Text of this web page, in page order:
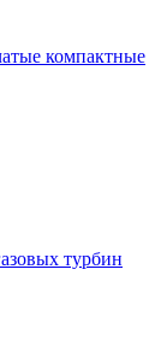
компактные
турбин